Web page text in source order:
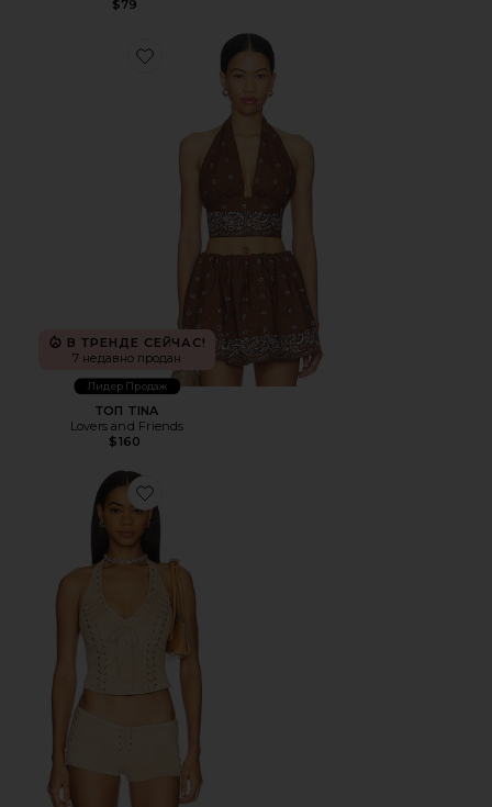
$79
Favorite ТОП TINA
В ТРЕНДЕ СЕЙЧАС!
7 недавно продан
Лидер Продаж
ТОП TINA
Lovers and Friends
$160
Favorite ТОП ZEPHYR